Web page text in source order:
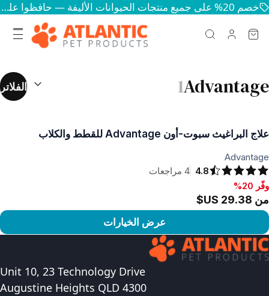
خصم 20% على جميع منتجات الحيوانات الأليفة — حافظوا على سعادة وصحة حيواناتكم
Advantage
1 نتائج البحث
الفلاتر
علاج البراغيث سبوت-أون Advantage للقطط والكلاب
Advantage
4.8
4 مراجعات
وفّر 20%, من ‏29.38 US$
وفّر 20%
من ‏29.38 US$
عرض الخيارات
عرض المنتج
Unit 10, 23 Technology Drive
Augustine Heights QLD 4300